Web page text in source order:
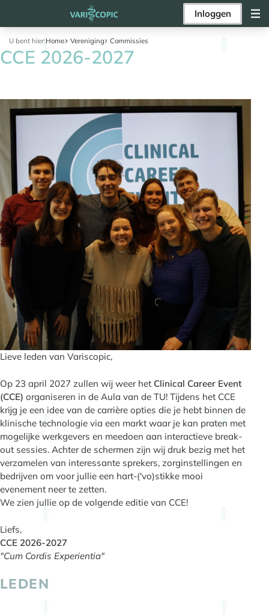
Inloggen
U bent hier:Home Vereniging Commissies
CCE 2026-2027
Lieve leden van Variscopic,
Op 23 april 2027 zullen wij weer het Clinical Career Event
(CCE) organiseren in de Aula van de TU! Tijdens het CCE
krijg je een idee van de carrière opties die je hebt binnen de
klinische technologie via een markt waar je kan praten met
mogelijke werkgevers en meedoen aan interactieve break-
out sessies. Achter de schermen zijn wij druk bezig met het
verzamelen van interessante sprekers, zorginstellingen en
bedrijven om voor jullie een hart-('vo)stikke mooi
evenement neer te zetten.
We zien jullie op de volgende editie van CCE!
Liefs,
CCE 2026-2027
"Cum Cordis Experientia"
LEDEN